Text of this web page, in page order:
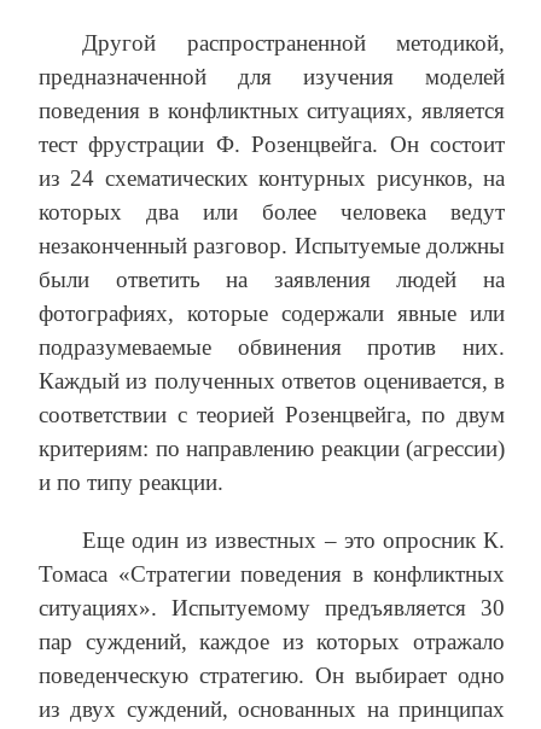
Другой распространенной методикой,
предназначенной для изучения моделей
поведения в конфликтных ситуациях, является
тест фрустрации Ф. Розенцвейга. Он состоит
из 24 схематических контурных рисунков, на
которых два или более человека ведут
незаконченный разговор. Испытуемые должны
были ответить на заявления людей на
фотографиях, которые содержали явные или
подразумеваемые обвинения против них.
Каждый из полученных ответов оценивается, в
соответствии с теорией Розенцвейга, по двум
критериям: по направлению реакции (агрессии)
и по типу реакции.
Еще один из известных – это опросник К.
Томаса «Стратегии поведения в конфликтных
ситуациях». Испытуемому предъявляется 30
пар суждений, каждое из которых отражало
поведенческую стратегию. Он выбирает одно
из двух суждений, основанных на принципах